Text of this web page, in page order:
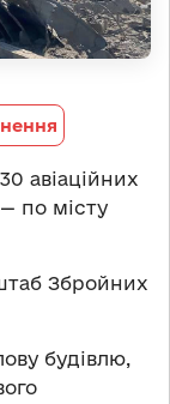
авіаційних
по місту
Збройних
будівлю,